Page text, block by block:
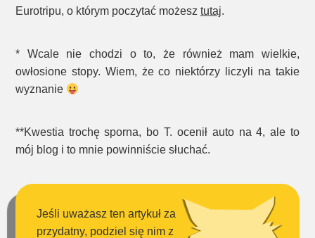
Eurotripu, o którym poczytać możesz tutaj.
* Wcale nie chodzi o to, że również mam wielkie,
owłosione stopy. Wiem, że co niektórzy liczyli na takie
wyznanie
**Kwestia trochę sporna, bo T. ocenił auto na 4, ale to
mój blog i to mnie powinniście słuchać.
Jeśli uważasz ten artykuł za
przydatny, podziel się nim z